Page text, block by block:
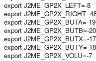
export J2ME_GP2X_LEFT=-8
export
export J2ME_GP2X_BUTA=-19
export J2ME_GP2X_BUTB=-20
export J2ME_GP2X_BUTX=-17
export J2ME_GP2X_BUTY=-18
export J2ME_GP2X_VOLU=-7